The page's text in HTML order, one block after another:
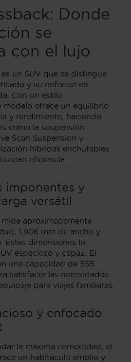
Donde
se
con el lujo
un SUV que se distingue
y su enfoque en
Con un estilo
modelo ofrece un equilibrio
y rendimiento, haciendo
como la suspensión
Scan Suspension y
híbridas enchufables
eficiencia.
imponentes y
versátil
aproximadamente
1,906 mm de ancho y
Estas dimensiones lo
espacioso y capaz. El
una capacidad de 555
satisfacer las necesidades
para viajes familiares.
y enfocado
la máxima comodidad, el
un habitáculo amplio y